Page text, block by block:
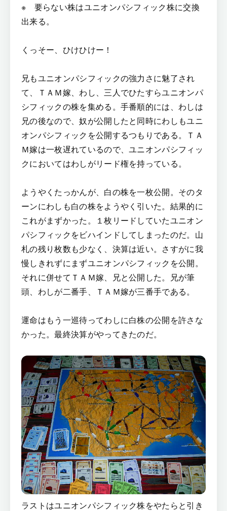
※ 要らない株はユニオンパシフィック株に交換
出来る。
くっそー、ひけひけー！
兄もユニオンパシフィックの強力さに魅了され
て、ＴＡＭ嫁、わし、三人でひたすらユニオンパ
シフィックの株を集める。手番順的には、わしは
兄の後なので、奴が公開したと同時にわしもユニ
オンパシフィックを公開するつもりである。ＴＡ
Ｍ嫁は一枚遅れているので、ユニオンパシフィッ
クにおいてはわしがリード権を持っている。
ようやくたっかんが、白の株を一枚公開。そのタ
ーンにわしも白の株をようやく引いた。結果的に
これがまずかった。１枚リードしていたユニオン
パシフィックをビハインドしてしまったのだ。山
札の残り枚数も少なく、決算は近い。さすがに我
慢しきれずにまずユニオンパシフィックを公開。
それに併せてＴＡＭ嫁、兄と公開した。兄が筆
頭、わしが二番手、ＴＡＭ嫁が三番手である。
運命はもう一巡待ってわしに白株の公開を許さな
かった。最終決算がやってきたのだ。
ラストはユニオンパシフィック株をやたらと引き